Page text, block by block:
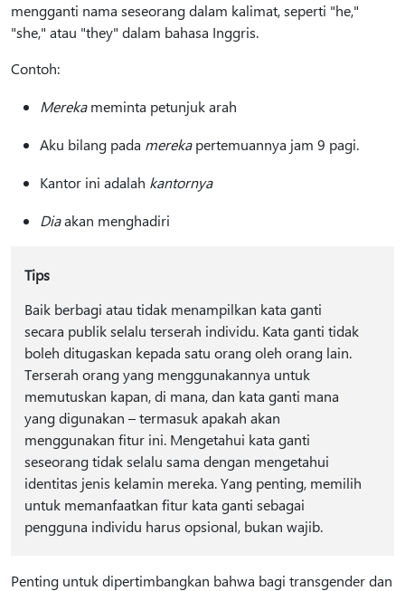
mengganti nama seseorang dalam kalimat, seperti "he,"
"she," atau "they" dalam bahasa Inggris.
Contoh:
Merekameminta petunjuk arah
Aku bilang pada merekapertemuannya jam 9 pagi.
Kantor ini adalah kantornya
Diaakan menghadiri
Tips
Baik berbagi atau tidak menampilkan kata ganti
secara publik selalu terserah individu. Kata ganti tidak
boleh ditugaskan kepada satu orang oleh orang lain.
Terserah orang yang menggunakannya untuk
memutuskan kapan, di mana, dan kata ganti mana
yang digunakan – termasuk apakah akan
menggunakan fitur ini. Mengetahui kata ganti
seseorang tidak selalu sama dengan mengetahui
identitas jenis kelamin mereka. Yang penting, memilih
untuk memanfaatkan fitur kata ganti sebagai
pengguna individu harus opsional, bukan wajib.
Penting untuk dipertimbangkan bahwa bagi transgender dan